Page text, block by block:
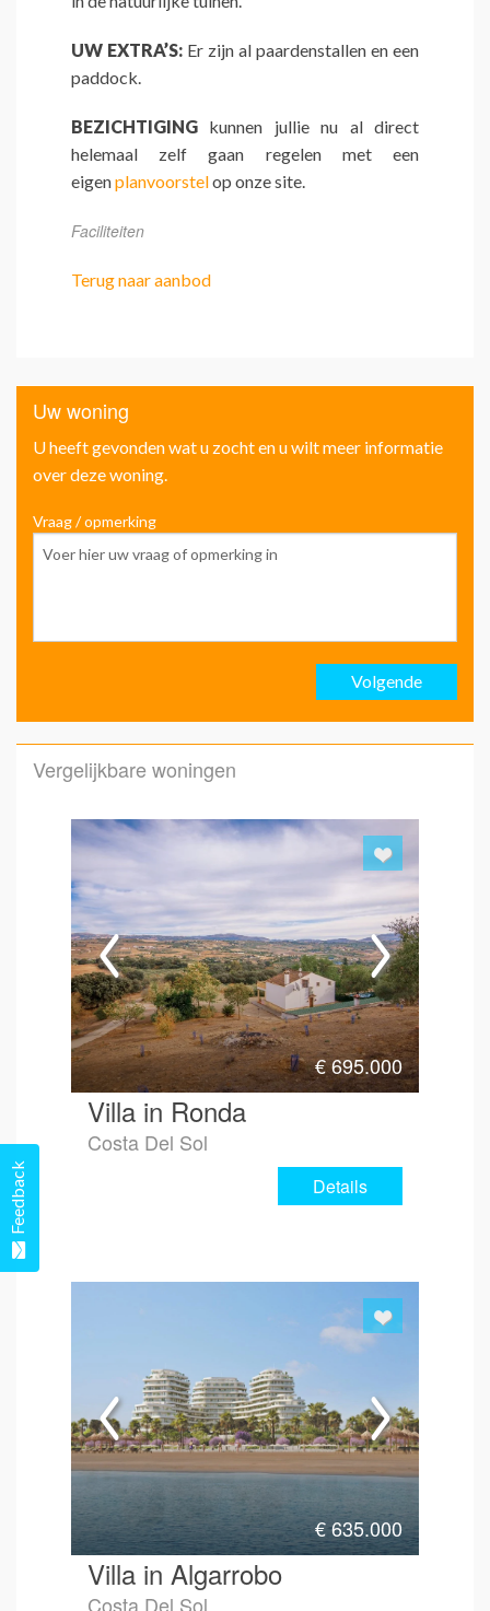
UW EXTRA’S: Er zijn al paardenstallen en een
paddock.
BEZICHTIGING kunnen jullie nu al direct
helemaal zelf gaan regelen met een
eigenplanvoorstelop onze site.
Faciliteiten
Terug naar aanbod
Uw woning
U heeft gevonden wat u zocht en u wilt meer informatie
over deze woning.
Vraag / opmerking
Volgende
Vergelijkbare woningen
€695.000
Villa in Ronda
Costa Del Sol
Details
€635.000
Villa in Algarrobo
Costa Del Sol
Feedback